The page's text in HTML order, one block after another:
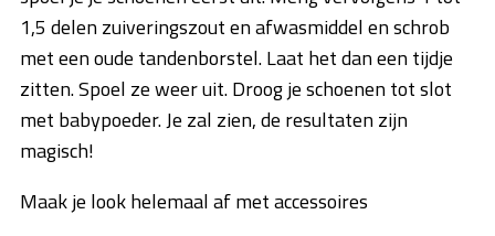
1,5 delen zuiveringszout en afwasmiddel en schrob
met een oude tandenborstel. Laat het dan een tijdje
zitten. Spoel ze weer uit. Droog je schoenen tot slot
met babypoeder. Je zal zien, de resultaten zijn
magisch!
Maak je look helemaal af met accessoires